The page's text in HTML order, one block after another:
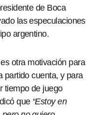
de Boca
las especulaciones
argentino.
otra motivación para
partido cuenta, y para
tiempo de juego
que “Estoy en